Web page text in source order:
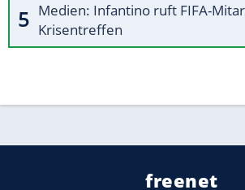
Medien: Infantino ruft FIFA-
Krisentreffen
freenet